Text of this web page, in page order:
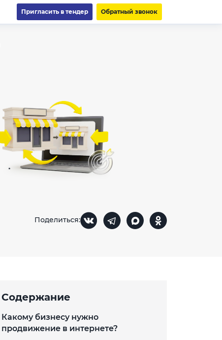
Пригласить в тендер Обратный звонок
Поделиться:
Содержание
Какому бизнесу нужно
продвижение в интернете?